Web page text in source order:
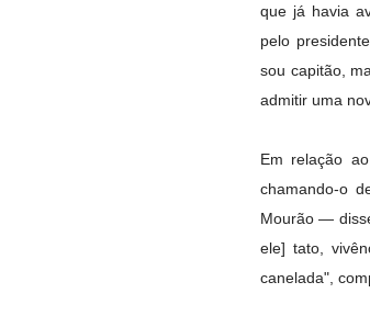
que já havia
pelo
sou capitão,
admitir uma
Em relação
chamando-o
Mourão —
ele] tato,
canelada",